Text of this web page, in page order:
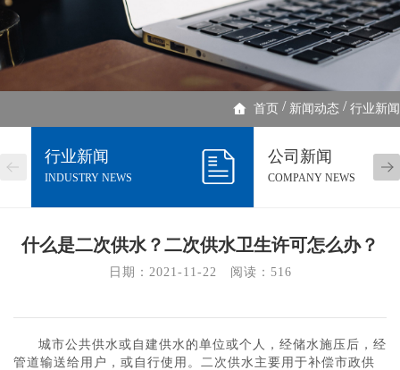
首页 / 新闻动态 / 行业新闻
行业新闻
INDUSTRY NEWS
公司新闻
COMPANY NEWS
什么是二次供水？二次供水卫生许可怎么办？
日期：2021-11-22   阅读： 516
城市公共供水或自建供水的单位或个人，经储水施压后，经
管道输送给用户，或自行使用。二次供水主要用于补偿市政供